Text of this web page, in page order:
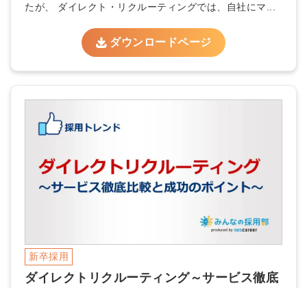
たが、 ダイレクト・リクルーティングでは、自社にマ...
ダウンロードページ
新卒採用
ダイレクトリクルーティング～サービス徹底
忘れですか？
※ログインIDとなります
他サービスIDで登録
みんなの採用部があなたの許可なく投稿すること